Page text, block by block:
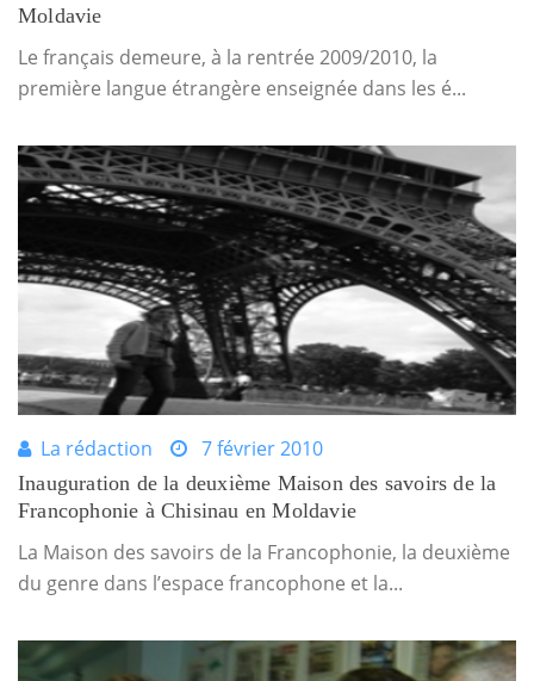
Moldavie
Le français demeure, à la rentrée 2009/2010, la
première langue étrangère enseignée dans les é...
La rédaction 7 février 2010
Inauguration de la deuxième Maison des savoirs de la
Francophonie à Chisinau en Moldavie
La Maison des savoirs de la Francophonie, la deuxième
du genre dans l’espace francophone et la...